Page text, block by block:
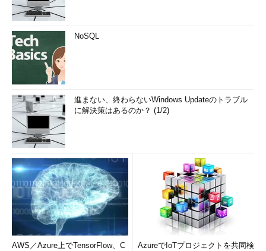
NoSQL
進まない、終わらないWindows Updateのトラブル
に解決策はあるのか？ (1/2)
AWS／Azure上でTensorFlow、C
AzureでIoTプロジェクトを共同検